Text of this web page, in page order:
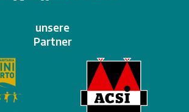
unsere
Partner